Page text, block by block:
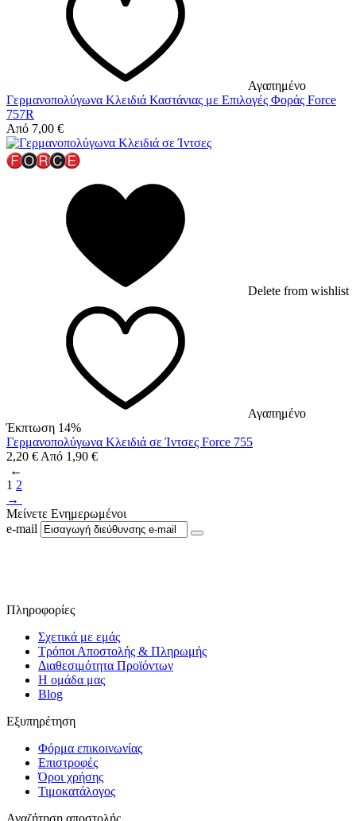
Αγαπημένο
Γερμανοπολύγωνα Κλειδιά Καστάνιας με Επιλογές Φοράς Force
757R
Από 7,00 €
Delete from wishlist
Αγαπημένο
Έκπτωση 14%
Γερμανοπολύγωνα Κλειδιά σε Ίντσες Force 755
2,20 € Από 1,90 €
←
1 2
→
Μείνετε Ενημερωμένοι
e-mail
Πληροφορίες
Σχετικά με εμάς
Τρόποι Αποστολής & Πληρωμής
Διαθεσιμότητα Προϊόντων
Η ομάδα μας
Blog
Εξυπηρέτηση
Φόρμα επικοινωνίας
Επιστροφές
Όροι χρήσης
Τιμοκατάλογος
Αναζήτηση αποστολής